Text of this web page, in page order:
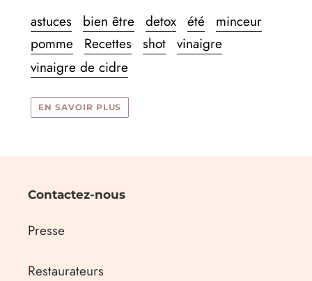
astuces
bien être detox été
minceur
pomme
Recettes shot vinaigre
vinaigre de cidre
EN SAVOIR PLUS
Contactez-nous
Presse
Restaurateurs